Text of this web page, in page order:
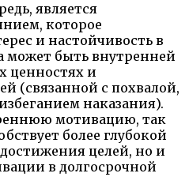
является
которое
и настойчивость в
может быть внутренней
ценностях и
(связанной с похвалой,
наказания).
мотивацию, так
более глубокой
целей, но и
в долгосрочной